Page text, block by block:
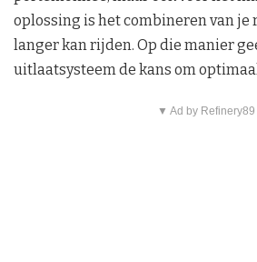
oplossing is het combineren van je
langer kan rijden. Op die manier
uitlaatsysteem de kans om
▼ Ad by Refinery89